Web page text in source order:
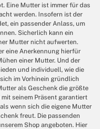
Eine Mutter ist immer für das
werden. Insofern ist der
ein passender Anlass, um
Sicherlich kann ein
Mutter nicht aufwerten.
eine Anerkennung hierfür
einer Mutter. Und der
und individuell, wie die
im Vorhinein gründlich
als Geschenk die größte
seinem Präsent garantiert
wenn sich die eigene Mutter
freut. Die passenden
Shop angeboten. Hier